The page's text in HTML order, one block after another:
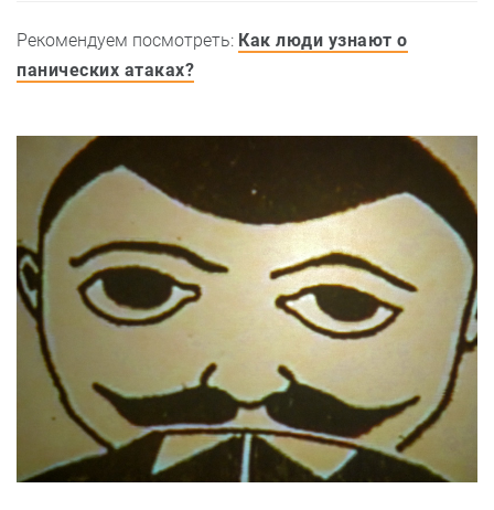
Рекомендуем посмотреть: Как люди узнают о
панических атаках?